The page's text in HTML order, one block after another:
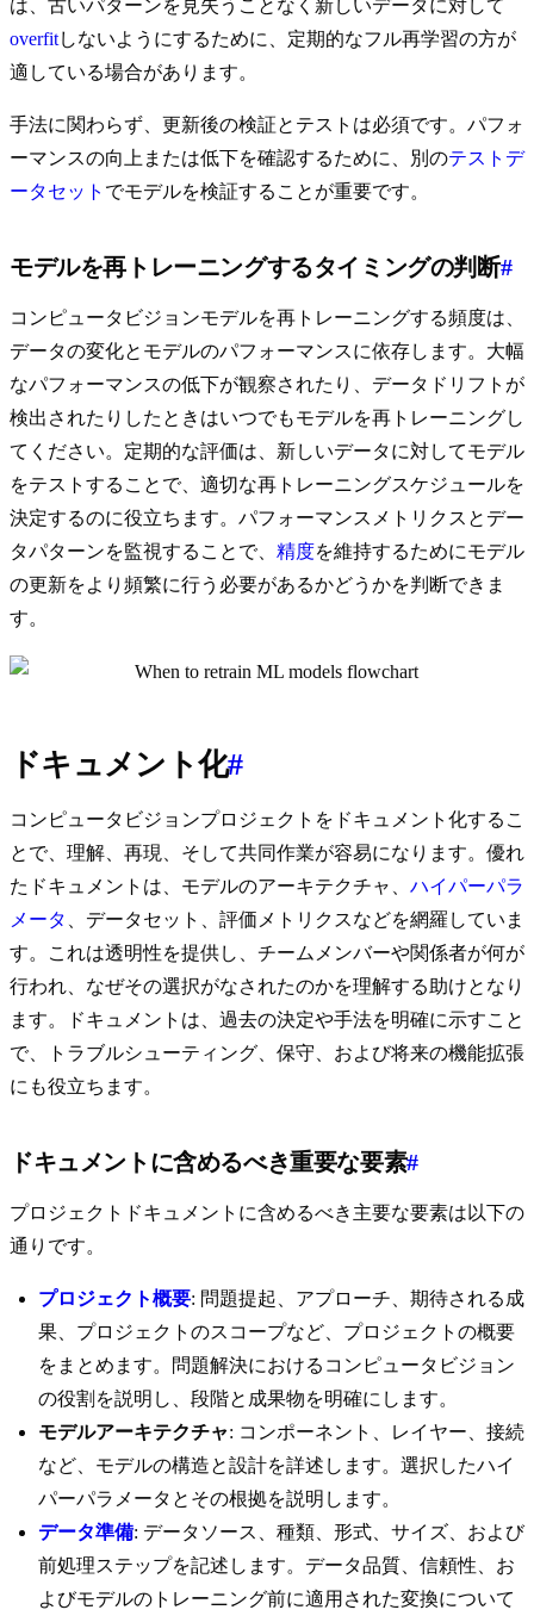
は、古いパターンを見失うことなく新しいデータに対して
overfitしないようにするために、定期的なフル再学習の方が
適している場合があります。
手法に関わらず、更新後の検証とテストは必須です。パフォ
ーマンスの向上または低下を確認するために、別のテストデ
ータセット でモデルを検証することが重要です。
モデルを再トレーニングするタイミングの判断#
コンピュータビジョンモデルを再トレーニングする頻度は、
データの変化とモデルのパフォーマンスに依存します。大幅
なパフォーマンスの低下が観察されたり、データドリフトが
検出されたりしたときはいつでもモデルを再トレーニングし
てください。定期的な評価は、新しいデータに対してモデル
をテストすることで、適切な再トレーニングスケジュールを
決定するのに役立ちます。パフォーマンスメトリクスとデー
タパターンを監視することで、 精度を維持するためにモデル
の更新をより頻繁に行う必要があるかどうかを判断できま
す。
ドキュメント化#
コンピュータビジョンプロジェクトをドキュメント化するこ
とで、理解、再現、そして共同作業が容易になります。優れ
たドキュメントは、モデルのアーキテクチャ、 ハイパーパラ
メータ
、データセット、評価メトリクスなどを網羅していま
す。これは透明性を提供し、チームメンバーや関係者が何が
行われ、なぜその選択がなされたのかを理解する助けとなり
ます。ドキュメントは、過去の決定や手法を明確に示すこと
で、トラブルシューティング、保守、および将来の機能拡張
にも役立ちます。
ドキュメントに含めるべき重要な要素#
プロジェクトドキュメントに含めるべき主要な要素は以下の
通りです。
プロジェクト概要: 問題提起、アプローチ、期待される成
果、プロジェクトのスコープなど、プロジェクトの概要
をまとめます。問題解決におけるコンピュータビジョン
の役割を説明し、段階と成果物を明確にします。
モデルアーキテクチャ: コンポーネント、レイヤー、接続
など、モデルの構造と設計を詳述します。選択したハイ
パーパラメータとその根拠を説明します。
データ準備: データソース、種類、形式、サイズ、および
前処理ステップを記述します。データ品質、信頼性、お
よびモデルのトレーニング前に適用された変換について